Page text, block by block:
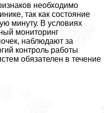
необходимо
так как состояние
минуту. В условиях
мониторинг
наблюдают за
контроль работы
обязателен в течение